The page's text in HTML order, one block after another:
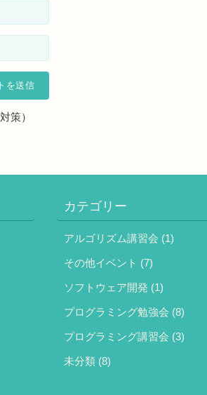
策）
カテゴリー
アルゴリズム講習会 (1)
その他イベント (7)
ソフトウェア開発 (1)
プログラミング勉強会 (8)
プログラミング講習会 (3)
未分類(8)